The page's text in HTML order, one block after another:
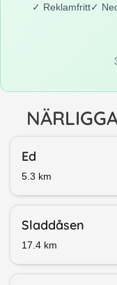
✓ Reklamfritt✓
Ed
5.3 km
Sladdåsen
17.4 km